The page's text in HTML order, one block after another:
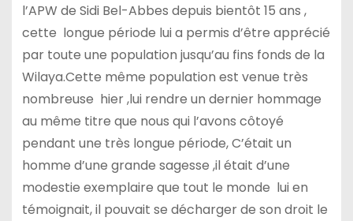
l’APW de Sidi Bel-Abbes depuis bientôt 15 ans ,
cette longue période lui a permis d’être apprécié
par toute une population jusqu’au fins fonds de la
Wilaya.Cette même population est venue très
nombreuse hier ,lui rendre un dernier hommage
au même titre que nous qui l’avons côtoyé
pendant une très longue période, C’était un
homme d’une grande sagesse ,il était d’une
modestie exemplaire que tout le monde lui en
témoignait, il pouvait se décharger de son droit le